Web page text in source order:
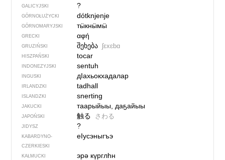
GALICYJSKI ?
GÓRNOŁUŻYCKI dótknjenje
GÓRNOMARYJSKI тӹкнӹмӹ
GRECKI αφή
GRUZIŃSKI შეხება ʃɛxɛbɑ
HISZPAŃSKI tocar
INDONEZYJSKI sentuh
INGUSKI дIахьокхадалар
IRLANDZKI tadhall
ISLANDZKI snerting
JAKUCKI таарыйыы, даҕайыы
JAPOŃSKI 触る さわる
JIDYSZ ?
KABARDYNO-
CZERKIESKI
еIусэныгъэ
KAŁMUCKI эрә күрглһн